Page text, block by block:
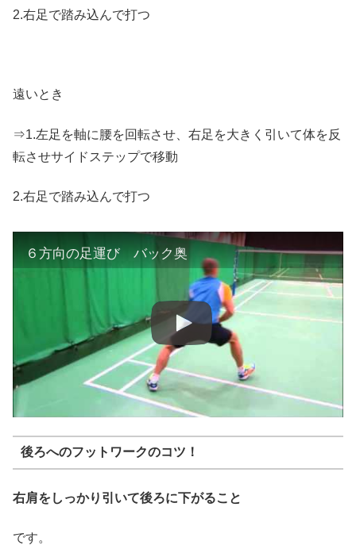
2.右足で踏み込んで打つ
遠いとき
⇒1.左足を軸に腰を回転させ、右足を大きく引いて体を反
転させサイドステップで移動
2.右足で踏み込んで打つ
６方向の足運び バック奥
後ろへのフットワークのコツ！
右肩をしっかり引いて後ろに下がること
です。